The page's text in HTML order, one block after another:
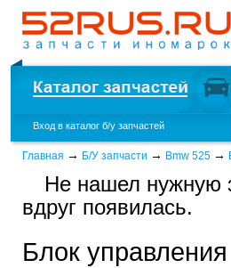
Вход в каталог б/у запчастей
Главная → Б/У запчасти → Bmw 525 →
Не нашел нужную
вдруг появилась.
Блок